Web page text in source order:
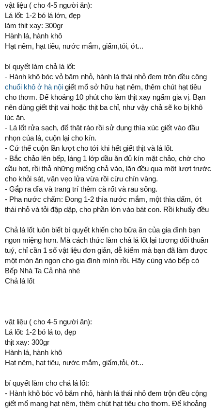
vật liệu ( cho 4-5 người ăn):
Lá lốt: 1-2 bó lá lớn, đẹp
làm thịt xay: 300gr
Hành lá, hành khô
Hạt nêm, hạt tiêu, nước mắm, giấm,tỏi, ớt...
bí quyết làm chả lá lốt:
- Hành khô bóc vỏ băm nhỏ, hành lá thái nhỏ đem trộn đều cộng
chuối khô ở hà nội giết mổ sở hữu hạt nêm, thêm chút hạt tiêu
cho thơm. Để khoảng 10 phút cho làm thịt xay ngấm gia vị. Bạn
nên dùng giết thịt vai hoặc thịt ba chỉ, như vậy chả sẽ ko bị khô
lúc ăn.
- Lá lốt rửa sạch, để thật ráo rồi sử dụng thìa xúc giết vào đầu
nhọn của lá, cuộn lại cho kín.
- Cứ thế cuộn lần lượt cho tới khi hết giết thịt và lá lốt.
- Bắc chảo lên bếp, láng 1 lớp dầu ăn đủ kín mặt chảo, chờ cho
dầu hot, rồi thả những miếng chả vào, lăn đều qua một lượt trước
cho khỏi sát, vặn vẹo lửa vừa rồi cừu chín vàng.
- Gắp ra đĩa và trang trí thêm cà rốt và rau sống.
- Pha nước chấm: Đong 1-2 thìa nước mắm, một thìa dấm, ớt
thái nhỏ và tỏi đập dập, cho phần lớn vào bát con. Rồi khuấy đều
Chả lá lốt luôn biết bí quyết khiến cho bữa ăn của gia đình bạn
ngon miệng hơn. Mà cách thức làm chả lá lốt lại tương đối thuần
tuý, chỉ cần 1 số vật liệu đơn giản, dễ kiếm mà bạn đã làm được
một món ăn ngon cho gia đình mình rồi. Hãy cùng vào bếp có
Bếp Nhà Ta Cả nhà nhé
Chả lá lốt
vật liệu ( cho 4-5 người ăn):
Lá lốt: 1-2 bó lá to, đẹp
thịt xay: 300gr
Hành lá, hành khô
Hạt nêm, hạt tiêu, nước mắm, giấm,tỏi, ớt...
bí quyết làm cho chả lá lốt:
- Hành khô bóc vỏ băm nhỏ, hành lá thái nhỏ đem trộn đều cộng
giết mổ mang hạt nêm, thêm chút hạt tiêu cho thơm. Để khoảng